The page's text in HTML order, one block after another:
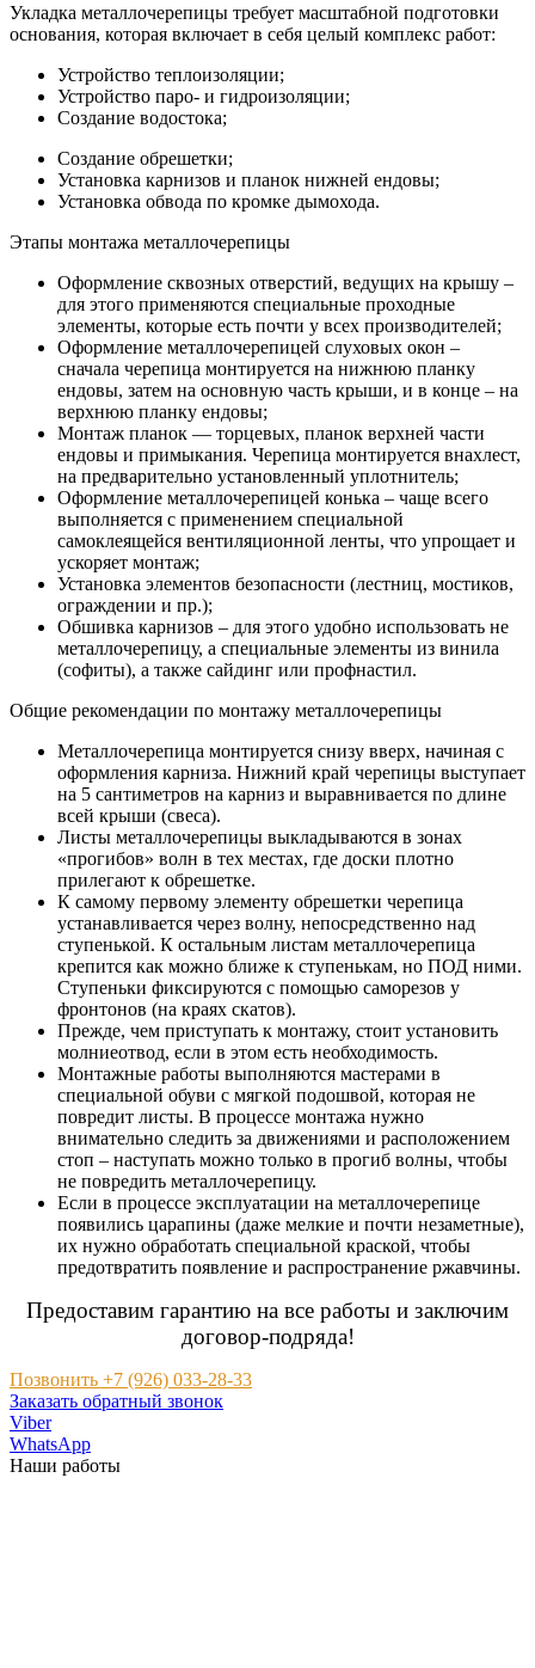
Укладка металлочерепицы требует масштабной подготовки
основания, которая включает в себя целый комплекс работ:
Устройство теплоизоляции;
Устройство паро- и гидроизоляции;
Создание водостока;
Создание обрешетки;
Установка карнизов и планок нижней ендовы;
Установка обвода по кромке дымохода.
Этапы монтажа металлочерепицы
Оформление сквозных отверстий, ведущих на крышу –
для этого применяются специальные проходные
элементы, которые есть почти у всех производителей;
Оформление металлочерепицей слуховых окон –
сначала черепица монтируется на нижнюю планку
ендовы, затем на основную часть крыши, и в конце – на
верхнюю планку ендовы;
Монтаж планок — торцевых, планок верхней части
ендовы и примыкания. Черепица монтируется внахлест,
на предварительно установленный уплотнитель;
Оформление металлочерепицей конька – чаще всего
выполняется с применением специальной
самоклеящейся вентиляционной ленты, что упрощает и
ускоряет монтаж;
Установка элементов безопасности (лестниц, мостиков,
ограждении и пр.);
Обшивка карнизов – для этого удобно использовать не
металлочерепицу, а специальные элементы из винила
(софиты), а также сайдинг или профнастил.
Общие рекомендации по монтажу металлочерепицы
Металлочерепица монтируется снизу вверх, начиная с
оформления карниза. Нижний край черепицы выступает
на 5 сантиметров на карниз и выравнивается по длине
всей крыши (свеса).
Листы металлочерепицы выкладываются в зонах
«прогибов» волн в тех местах, где доски плотно
прилегают к обрешетке.
К самому первому элементу обрешетки черепица
устанавливается через волну, непосредственно над
ступенькой. К остальным листам металлочерепица
крепится как можно ближе к ступенькам, но ПОД ними.
Ступеньки фиксируются с помощью саморезов у
фронтонов (на краях скатов).
Прежде, чем приступать к монтажу, стоит установить
молниеотвод, если в этом есть необходимость.
Монтажные работы выполняются мастерами в
специальной обуви с мягкой подошвой, которая не
повредит листы. В процессе монтажа нужно
внимательно следить за движениями и расположением
стоп – наступать можно только в прогиб волны, чтобы
не повредить металлочерепицу.
Если в процессе эксплуатации на металлочерепице
появились царапины (даже мелкие и почти незаметные),
их нужно обработать специальной краской, чтобы
предотвратить появление и распространение ржавчины.
Предоставим гарантию на все работы и заключим
договор-подряда!
Позвонить +7 (926) 033-28-33
Заказать обратный звонок
Viber
WhatsApp
Наши работы